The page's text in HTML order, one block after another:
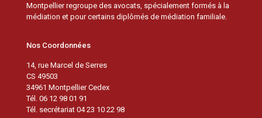
Montpellier regroupe des avocats, spécialement formés à la
médiation et pour certains diplômés de médiation familiale.
Nos Coordonnées
14, rue Marcel de Serres
CS 49503
34961 Montpellier Cedex
Tél. 06 12 98 01 91
Tél. secrétariat 04 23 10 22 98